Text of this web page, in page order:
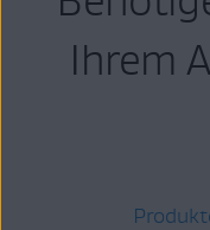
Ihrem